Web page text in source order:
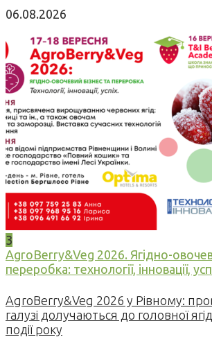
06.08.2026
3
AgroBerry&Veg 2026. Ягідно-
переробка: технології, інновації,
AgroBerry&Veg 2026 у Рівному:
галузі долучаються до головної
події року